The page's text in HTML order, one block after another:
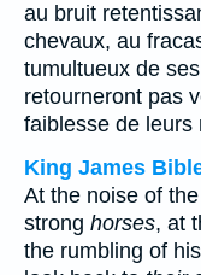
au bruit
chevaux, au
tumultueux de
retourneront pas
faiblesse de leurs
King James
At the noise of
strong horses, at
the rumbling of